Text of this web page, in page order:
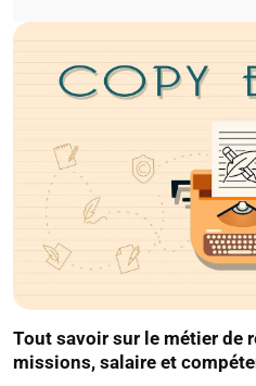
Tout savoir sur le métier de
missions, salaire et